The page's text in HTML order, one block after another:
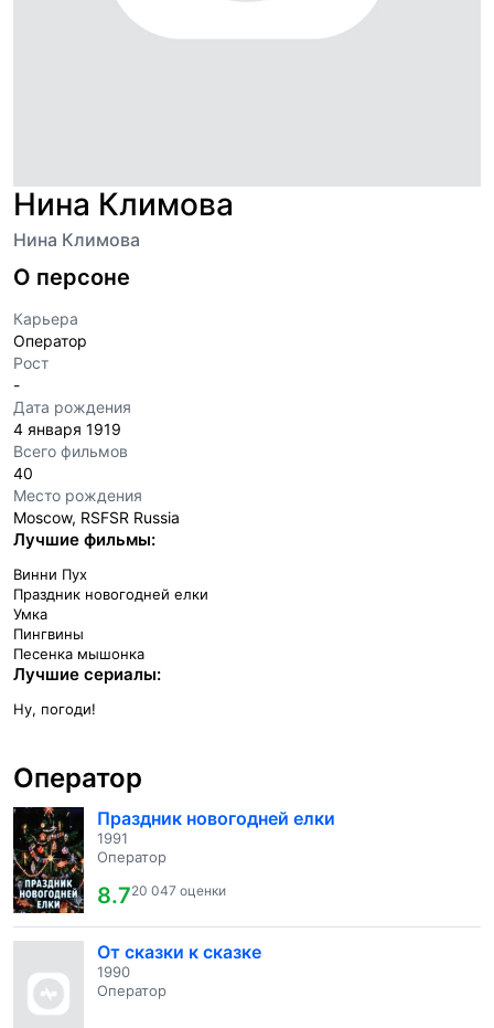
Нина Климова
Нина Климова
О персоне
Карьера
Оператор
Рост
-
Дата рождения
4 января 1919
Всего фильмов
40
Место рождения
Moscow, RSFSR Russia
Лучшие фильмы:
Винни Пух
Праздник новогодней елки
Умка
Пингвины
Песенка мышонка
Лучшие сериалы:
Ну, погоди!
Оператор
Праздник новогодней елки
1991
Оператор
8.720 047 оценки
От сказки к сказке
1990
Оператор